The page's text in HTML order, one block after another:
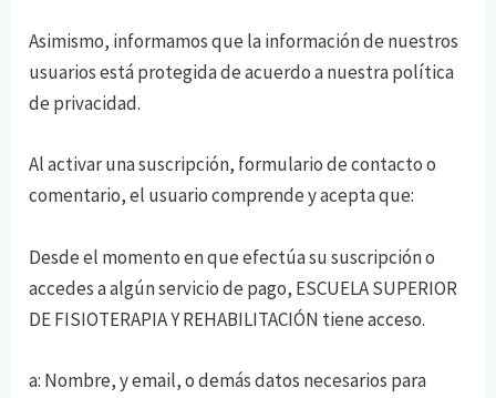
Asimismo, informamos que la información de nuestros
usuarios está protegida de acuerdo a nuestra política
de privacidad.
Al activar una suscripción, formulario de contacto o
comentario, el usuario comprende y acepta que:
Desde el momento en que efectúa su suscripción o
accedes a algún servicio de pago, ESCUELA SUPERIOR
DE FISIOTERAPIA Y REHABILITACIÓN tiene acceso.
a: Nombre, y email, o demás datos necesarios para